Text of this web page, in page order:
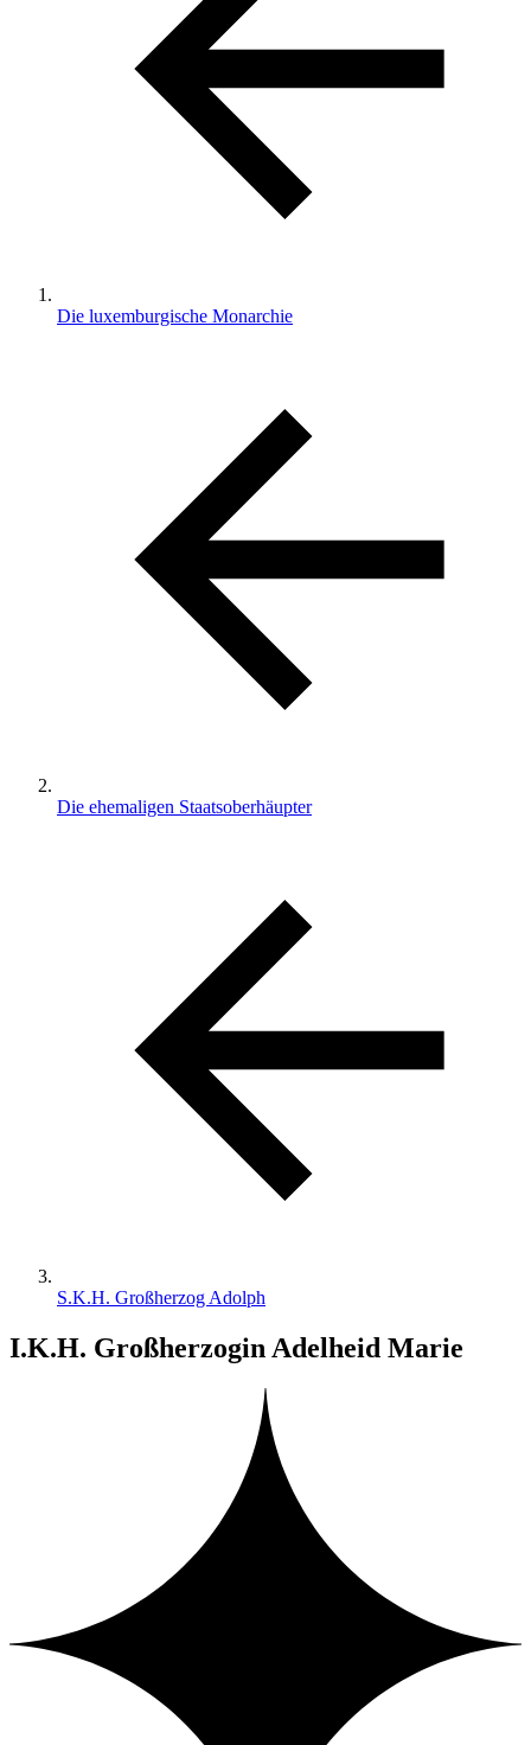
Die luxemburgische Monarchie
Die ehemaligen Staatsoberhäupter
S.K.H. Großherzog Adolph
I.K.H. Großherzogin Adelheid Marie